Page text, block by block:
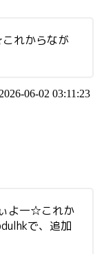
れからなが
2026-06-02 03:11:23
よ一☆これか
で、追加